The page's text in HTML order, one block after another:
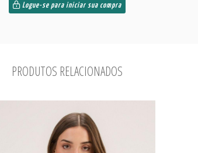
Logue-se para iniciar sua compra
PRODUTOS RELACIONADOS